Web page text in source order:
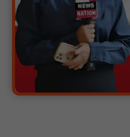
रेजिडेंट डॉक्टरों का शांतिपूर्ण
जारी होने तक संघर्ष रहेगा : NN81
टिमरनी नगर व आसपास के
तहसीलदार को सौंपा ज्ञापन, आज
मस्तूरी जनपद पंचायत में 131
अभियान के बदलावों और तकनीकी